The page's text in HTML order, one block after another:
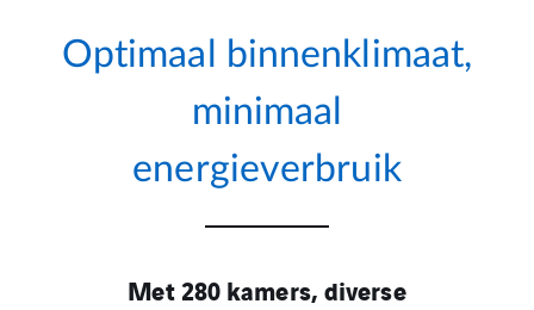
Optimaal binnenklimaat,
minimaal
energieverbruik
Met 280 kamers, diverse